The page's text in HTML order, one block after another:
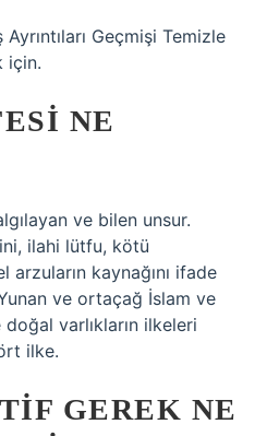
Geçmişi Temizle
için.
NE
ve bilen unsur.
ilahi lütfu, kötü
arzuların kaynağını ifade
ve ortaçağ İslam ve
varlıkların ilkeleri
ilke.
GEREK NE